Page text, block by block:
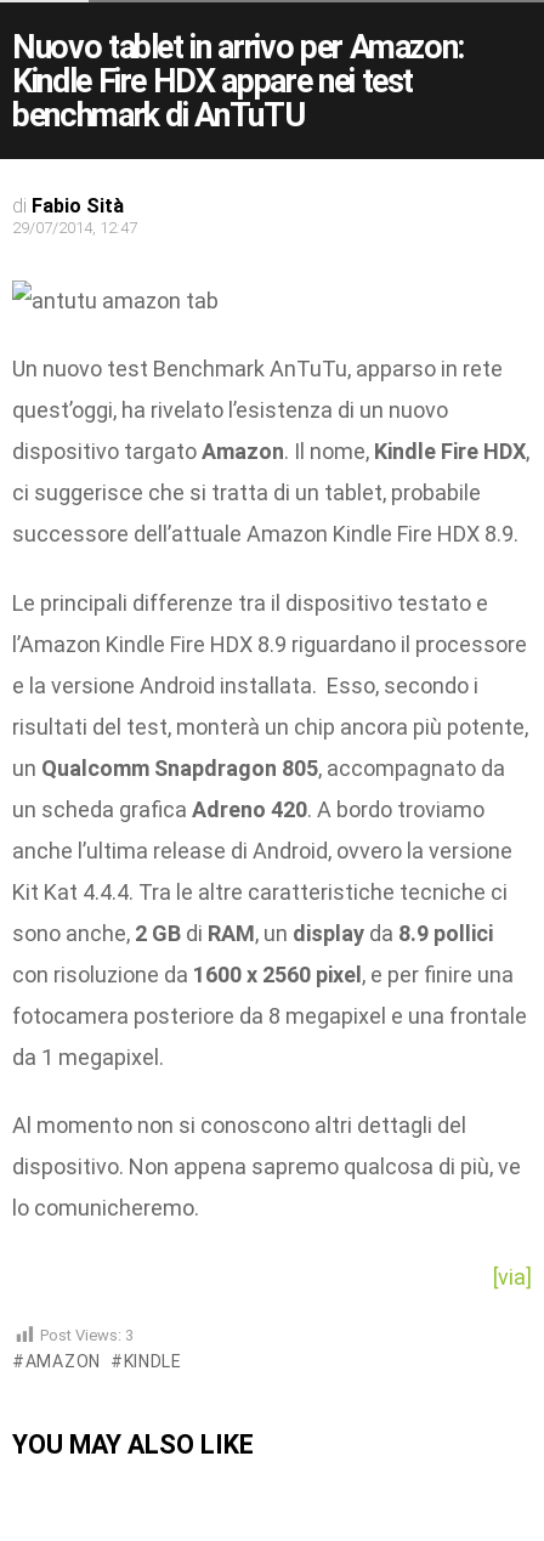
Nuovo tablet in arrivo per Amazon:
Kindle Fire HDX appare nei test
benchmark di AnTuTU
di Fabio Sità
29/07/2014, 12:47
Un nuovo test Benchmark AnTuTu, apparso in rete
quest’oggi, ha rivelato l’esistenza di un nuovo
dispositivo targatoAmazon. Il nome, Kindle Fire HDX,
ci suggerisce che si tratta di un tablet, probabile
successore dell’attuale Amazon Kindle Fire HDX 8.9.
Le principali differenze tra il dispositivo testato e
l’Amazon Kindle Fire HDX 8.9 riguardano il processore
e la versione Android installata. Esso, secondo i
risultati del test, monterà un chip ancora più potente,
un Qualcomm Snapdragon 805, accompagnato da
un scheda grafica Adreno 420. A bordo troviamo
anche l’ultima release di Android, ovvero la versione
Kit Kat 4.4.4. Tra le altre caratteristiche tecniche ci
sono anche, 2 GB di RAM, un display da 8.9 pollici
con risoluzione da 1600 x 2560 pixel, e per finire una
fotocamera posteriore da 8 megapixel e una frontale
da 1 megapixel.
Al momento non si conoscono altri dettagli del
dispositivo. Non appena sapremo qualcosa di più, ve
lo comunicheremo.
[via]
Post Views: 3
AMAZON KINDLE
YOU MAY ALSO LIKE